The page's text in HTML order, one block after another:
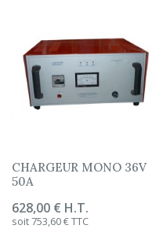
CHARGEUR MONO 36V
50A
Prix
628,00 € H.T.
soit 753,60 € TTC